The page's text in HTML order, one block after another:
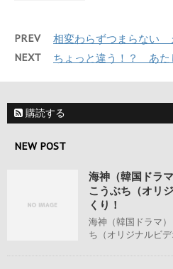
PREV 相変わらずつまらない
NEXT ちょっと違う！？ あ
購読する
NEW POST
海神（韓国ドラ
こうぶち（オリ
くり！
海神（韓国ドラマ
ち（オリジナルビ